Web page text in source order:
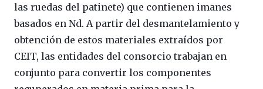
las ruedas del patinete) que contienen imanes
basados en Nd. A partir del desmantelamiento y
obtención de estos materiales extraídos por
CEIT, las entidades del consorcio trabajan en
conjunto para convertir los componentes